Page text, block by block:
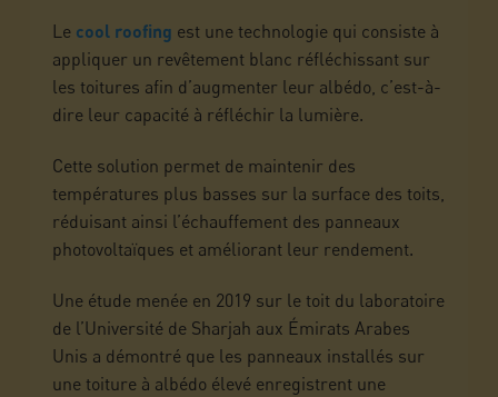
Le cool roofing est une technologie qui consiste à
appliquer un revêtement blanc réfléchissant sur
les toitures afin d’augmenter leur albédo, c’est-à-
dire leur capacité à réfléchir la lumière.
Cette solution permet de maintenir des
températures plus basses sur la surface des toits,
réduisant ainsi l’échauffement des panneaux
photovoltaïques et améliorant leur rendement.
Une étude menée en 2019 sur le toit du laboratoire
de l’Université de Sharjah aux Émirats Arabes
Unis a démontré que les panneaux installés sur
une toiture à albédo élevé enregistrent une